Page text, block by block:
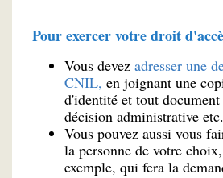
Pour exercer votre droit
Vous devez adresser une
CNIL, en joignant une
d'identité et tout
décision administrative
Vous pouvez aussi vous
la personne de votre
exemple, qui fera la